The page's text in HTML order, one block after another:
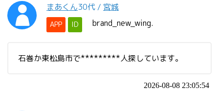
まあくん30代 / 宮城
APP ID brand_new_wing.
石巻か東松島市で*********人探しています。
2026-08-08 23:05:54